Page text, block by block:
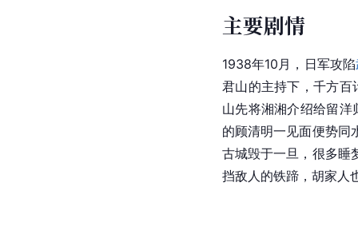
主要剧情
1938年10月，日军攻陷
君山的主持下，千方
山先将湘湘介绍给留洋
的顾清明一见面便势同
古城毁于一旦，很多睡
挡敌人的铁蹄，胡家人